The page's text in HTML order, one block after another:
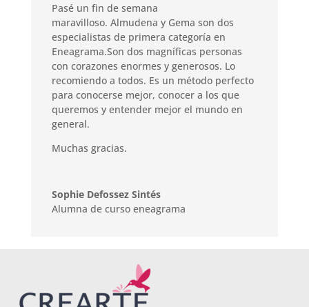
Pasé un fin de semana
maravilloso. Almudena y Gema son dos
especialistas de primera categoría en
Eneagrama.Son dos magníficas personas
con corazones enormes y generosos. Lo
recomiendo a todos. Es un método perfecto
para conocerse mejor, conocer a los que
queremos y entender mejor el mundo en
general.
Muchas gracias.
Sophie Defossez Sintés
Alumna de curso eneagrama